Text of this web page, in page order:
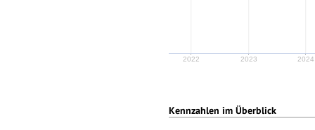
2022 2023 2024
Kennzahlen im Überblick